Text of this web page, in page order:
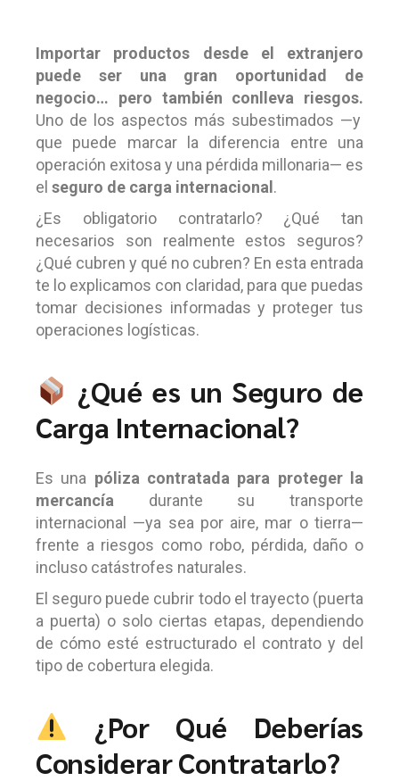
Importar productos desde el extranjero
puede ser una gran oportunidad de
negocio… pero también conlleva riesgos.
Uno de los aspectos más subestimados —y
que puede marcar la diferencia entre una
operación exitosa y una pérdida millonaria— es
el seguro de carga internacional .
¿Es obligatorio contratarlo? ¿Qué tan
necesarios son realmente estos seguros?
¿Qué cubren y qué no cubren? En esta entrada
te lo explicamos con claridad, para que puedas
tomar decisiones informadas y proteger tus
operaciones logísticas.
¿Qué es un Seguro de
Carga Internacional?
Es una póliza contratada para proteger la
mercancía durante su transporte
internacional —ya sea por aire, mar o tierra—
frente a riesgos como robo, pérdida, daño o
incluso catástrofes naturales.
El seguro puede cubrir todo el trayecto (puerta
a puerta) o solo ciertas etapas, dependiendo
de cómo esté estructurado el contrato y del
tipo de cobertura elegida.
¿Por Qué Deberías
Considerar Contratarlo?